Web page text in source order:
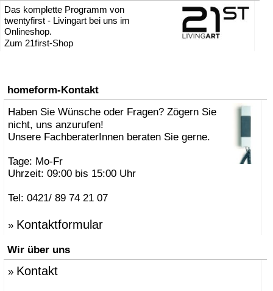
Das komplette Programm von
twentyfirst - Livingart bei uns im
Onlineshop.
Zum 21first-Shop
homeform-Kontakt
Haben Sie Wünsche oder Fragen? Zögern Sie
nicht, uns anzurufen!
Unsere FachberaterInnen beraten Sie gerne.
Tage: Mo-Fr
Uhrzeit: 09:00 bis 15:00 Uhr
Tel: 0421/ 89 74 21 07
» Kontaktformular
Wir über uns
» Kontakt